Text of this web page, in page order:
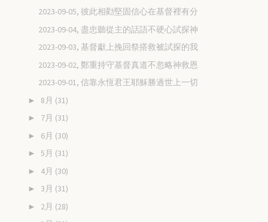
2023-09-05, 彼此相勸堅固信心在基督裡有分
2023-09-04, 盡忠聽從主的話語不硬心試探神
2023-09-03, 基督獻上挽回祭搭救被試探的我
2023-09-02, 鄭重持守基督真道不忽略神救恩
2023-09-01, 信靠永恆君王耶穌勝過世上一切
► 8月 (31)
► 7月 (31)
► 6月 (30)
► 5月 (31)
► 4月 (30)
► 3月 (31)
► 2月 (28)